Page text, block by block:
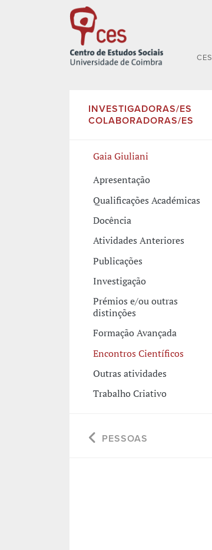
CES
INVESTIGADORAS/ES
COLABORADORAS/ES
Gaia Giuliani
Apresentação
Qualificações Académicas
Docência
Atividades Anteriores
Publicações
Investigação
Prémios e/ou outras
distinções
Formação Avançada
Encontros Científicos
Outras atividades
Trabalho Criativo
PESSOAS